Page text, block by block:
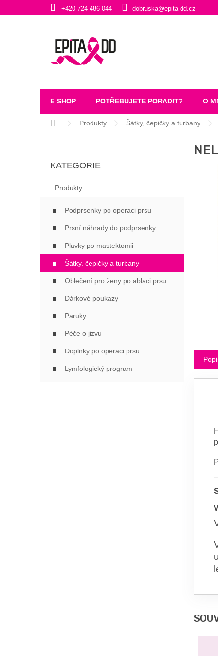
+420 724 486 044 dobruska@epita-dd.cz
E-SHOP POTŘEBUJETE PORADIT? O
Domů Produkty Šátky, čepičky a turbany
N
kategorie
KATEGORIE
Produkty
Podprsenky po operaci prsu
Prsní náhrady do podprsenky
Plavky po mastektomii
Šátky, čepičky a turbany
Oblečení pro ženy po ablaci prsu
Dárkové poukazy
Paruky
Péče o jizvu
Doplňky po operaci prsu
Lymfologický program